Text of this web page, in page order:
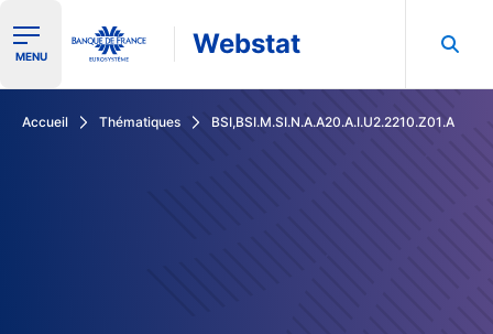
Ouvrir le menu de navigation
MENU Webstat
Accueil Thématiques BSI,BSI.M.SI.N.A.A20.A.I.U2.2210.Z01.A